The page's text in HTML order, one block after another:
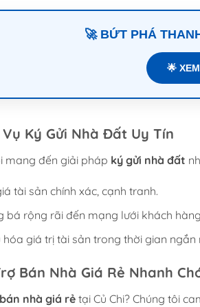
🚀 BỨT PHÁ
🌟
Vụ Ký Gửi Nhà Đất Uy Tín
mang đến giải pháp ký gửi nhà đất
tài sản chính xác, cạnh tranh.
bá rộng rãi đến mạng lưới khách
hóa giá trị tài sản trong thời gian ngắn
Bán Nhà Giá Rẻ Nhanh
bán nhà giá rẻ tại Củ Chi? Chúng tôi